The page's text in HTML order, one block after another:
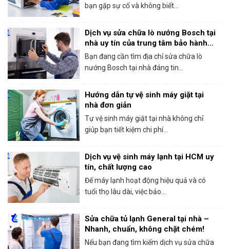
bạn gặp sự cố và không biết...
Dịch vụ sửa chữa lò nướng Bosch tại
nhà uy tín của trung tâm bảo hành
Bosch tại HCM
Bạn đang cần tìm địa chỉ sửa chữa lò
nướng Bosch tại nhà đáng tin...
Hướng dẫn tự vệ sinh máy giặt tại
nhà đơn giản
Tự vệ sinh máy giặt tại nhà không chỉ
giúp bạn tiết kiệm chi phí...
Dịch vụ vệ sinh máy lạnh tại HCM uy
tín, chất lượng cao
Để máy lạnh hoạt động hiệu quả và có
tuổi thọ lâu dài, việc bảo...
Sửa chữa tủ lạnh General tại nhà –
Nhanh, chuẩn, không chặt chém!
Nếu bạn đang tìm kiếm dịch vụ sửa chữa